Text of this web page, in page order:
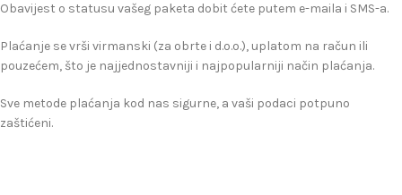
Obavijest o statusu vašeg paketa dobit ćete putem e-maila i SMS-a.
Plaćanje se vrši virmanski (za obrte i d.o.o.), uplatom na račun ili
pouzećem, što je najjednostavniji i najpopularniji način plaćanja.
Sve metode plaćanja kod nas sigurne, a vaši podaci potpuno
zaštićeni.